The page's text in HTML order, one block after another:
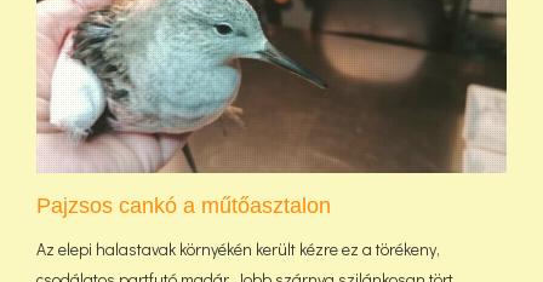
Pajzsos cankó a műtőasztalon
Az elepi halastavak környékén került kézre ez a törékeny,